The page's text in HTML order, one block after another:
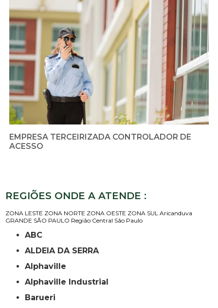
EMPRESA TERCEIRIZADA CONTROLADOR DE
ACESSO
REGIÕES ONDE A ATENDE :
ZONA LESTE ZONA NORTE ZONA OESTE ZONA SUL Aricanduva
GRANDE SÃO PAULO Região Central São Paulo
ABC
ALDEIA DA SERRA
Alphaville
Alphaville Industrial
Barueri